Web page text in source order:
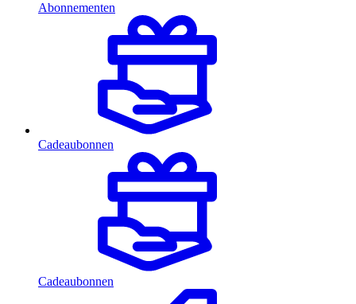
Abonnementen
Cadeaubonnen
Cadeaubonnen